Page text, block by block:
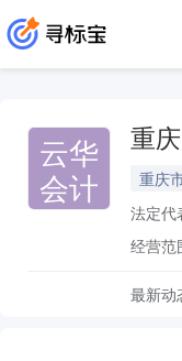
云华
会计
重
重庆
法定代
经营范
最新动